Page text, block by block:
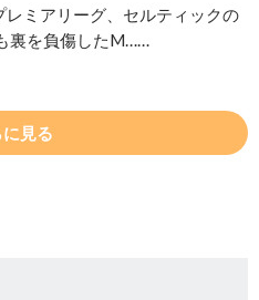
ミアリーグ、セルティックの
裏を負傷したM……
に見る